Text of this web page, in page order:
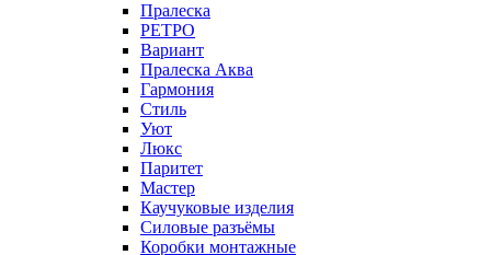
Пралеска
РЕТРО
Вариант
Пралеска Аква
Гармония
Стиль
Уют
Люкс
Паритет
Мастер
Каучуковые изделия
Силовые разъёмы
Коробки монтажные